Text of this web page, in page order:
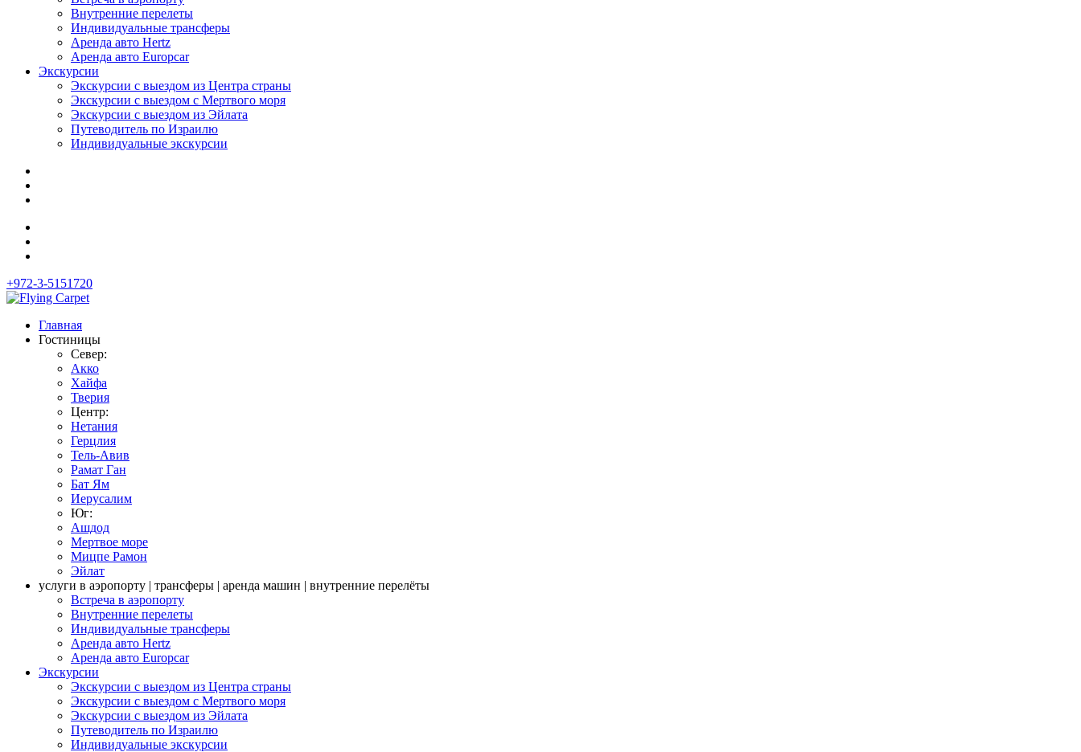
Внутренние перелеты
Индивидуальные трансферы
Аренда авто Hertz
Аренда авто Europcar
Экскурсии
Экскурсии с выездом из Центра страны
Экскурсии с выездом c Мертвого моря
Экскурсии с выездом из Эйлата
Путеводитель по Израилю
Индивидуальные экскурсии
+972-3-5151720
Главная
Гостиницы
Север:
Акко
Хайфа
Тверия
Центр:
Нетания
Герцлия
Тель-Авив
Рамат Ган
Бат Ям
Иерусалим
Юг:
Ашдод
Мертвое море
Мицпе Рамон
Эйлат
услуги в аэропорту | трансферы | аренда машин | внутренние перелёты
Встреча в аэропорту
Внутренние перелеты
Индивидуальные трансферы
Аренда авто Hertz
Аренда авто Europcar
Экскурсии
Экскурсии с выездом из Центра страны
Экскурсии с выездом c Мертвого моря
Экскурсии с выездом из Эйлата
Путеводитель по Израилю
Индивидуальные экскурсии